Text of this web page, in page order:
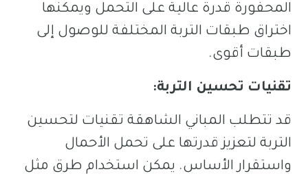
المحفورة قدرة عالية على التحمل ويمكنها
اختراق طبقات التربة المختلفة للوصول إلى
طبقات أقوى.
تقنيات تحسين التربة:
قد تتطلب المباني الشاهقة تقنيات لتحسين
التربة لتعزيز قدرتها على تحمل الأحمال
واستقرار الأساس. يمكن استخدام طرق مثل